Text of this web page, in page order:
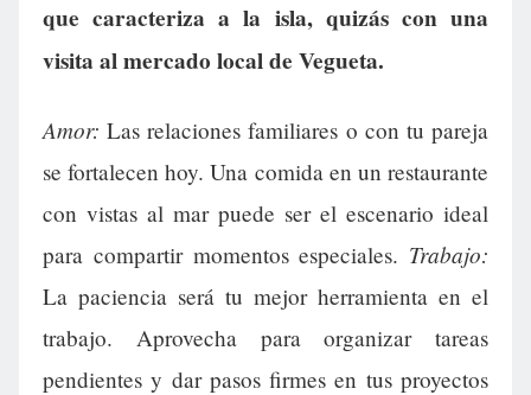
que caracteriza a la isla, quizás con una
visita al mercado local de Vegueta.
Amor: Las relaciones familiares o con tu pareja
se fortalecen hoy. Una comida en un restaurante
con vistas al mar puede ser el escenario ideal
para compartir momentos especiales. Trabajo:
La paciencia será tu mejor herramienta en el
trabajo. Aprovecha para organizar tareas
pendientes y dar pasos firmes en tus proyectos